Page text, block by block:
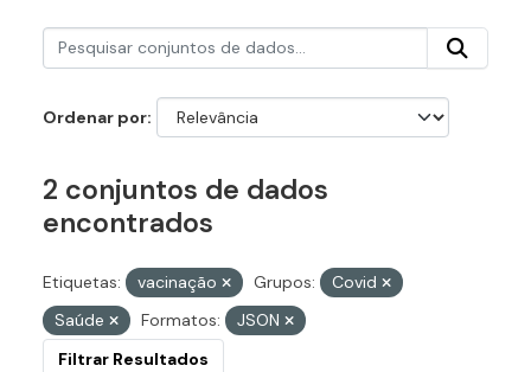
Ordenar por
2 conjuntos de dados
encontrados
Etiquetas: vacinação Grupos:
Covid
Saúde
Formatos:
JSON
Filtrar Resultados